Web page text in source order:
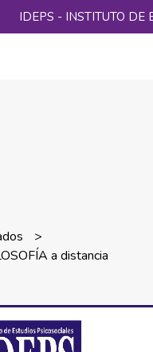
IDEPS - INSTITUTO DE
a distancia